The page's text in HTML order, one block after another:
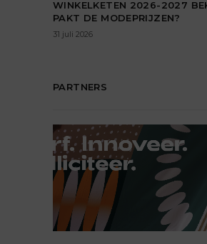
WINKELKETEN 2026-2027
PAKT DE MODEPRIJZEN?
31 juli 2026
PARTNERS